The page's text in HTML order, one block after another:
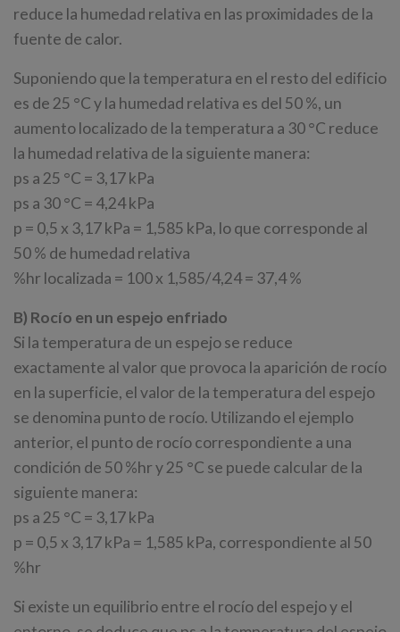
reduce la humedad relativa en las proximidades de la
fuente de calor.
Suponiendo que la temperatura en el resto del edificio
es de 25 °C y la humedad relativa es del 50 %, un
aumento localizado de la temperatura a 30 °C reduce
la humedad relativa de la siguiente manera:
ps a 25 °C = 3,17 kPa
ps a 30 °C = 4,24 kPa
p = 0,5 x 3,17 kPa = 1,585 kPa, lo que corresponde al
50 % de humedad relativa
%hr localizada = 100 x 1,585/4,24 = 37,4 %
B) Rocío en un espejo enfriado
Si la temperatura de un espejo se reduce
exactamente al valor que provoca la aparición de rocío
en la superficie, el valor de la temperatura del espejo
se denomina punto de rocío. Utilizando el ejemplo
anterior, el punto de rocío correspondiente a una
condición de 50 %hr y 25 °C se puede calcular de la
siguiente manera:
ps a 25 °C = 3,17 kPa
p = 0,5 x 3,17 kPa = 1,585 kPa, correspondiente al 50
%hr
Si existe un equilibrio entre el rocío del espejo y el